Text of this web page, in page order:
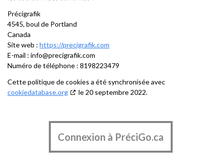
Précigrafik
4545, boul de Portland
Canada
Site web : https://precigrafik.com
E-mail : info@precigrafik.com
Numéro de téléphone : 8198223479
Cette politique de cookies a été synchronisée avec
cookiedatabase.org
le 20 septembre 2022.
Connexion à PréciGo.ca